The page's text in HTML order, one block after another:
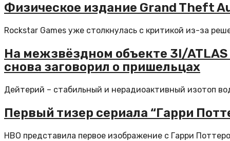
Физическое издание Grand Theft
Rockstar Games уже столкнулась с критикой из-за
На межзвёздном объекте 3I/
снова заговорил о пришельцах
Дейтерий – стабильный и нерадиоактивный изотоп
Первый тизер сериала “Гарри
HBO представила первое изображение с Гарри